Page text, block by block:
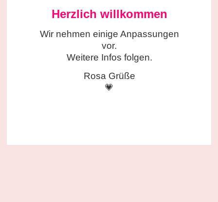
Herzlich willkommen
Wir nehmen einige Anpassungen
vor.
Weitere Infos folgen.
Rosa Grüße
💗